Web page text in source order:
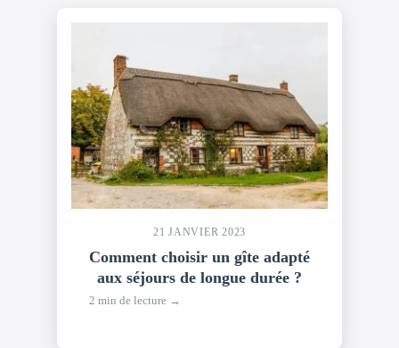
21 JANVIER 2023
Comment choisir un gîte adapté
aux séjours de longue durée ?
2 min de lecture →